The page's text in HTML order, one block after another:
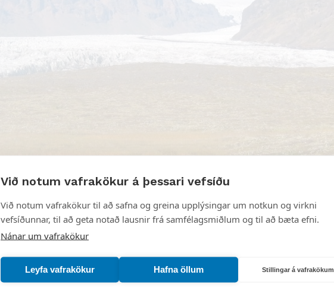
Við notum vafrakökur á þessari vefsíðu
Við notum vafrakökur til að safna og greina upplýsingar um notkun og virkni
vefsíðunnar, til að geta notað lausnir frá samfélagsmiðlum og til að bæta efni.
Nánar um vafrakökur
Leyfa vafrakökur Hafna öllum Stillingar á vafrakökum